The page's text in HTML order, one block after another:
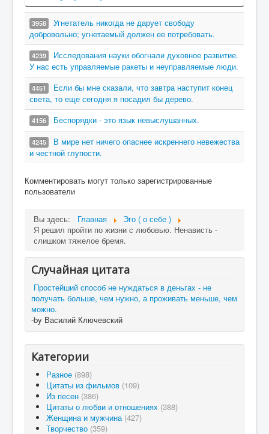
3958
Угнетатель никогда не дарует свободу
добровольно; угнетаемый должен ее потребовать.
4239
Исследования науки обогнали духовное развитие.
У нас есть управляемые ракеты и неуправляемые люди.
4451
Если бы мне сказали, что завтра наступит конец
света, то еще сегодня я посадил бы дерево.
4156 Беспорядки - это язык невыслушанных.
4245
В мире нет ничего опаснее искреннего невежества
и честной глупости.
Комментировать могут только зарегистрированные
пользователи
Вы здесь: Главная
Эго ( о себе )
Я решил пройти по жизни с любовью. Ненависть -
слишком тяжелое бремя.
Случайная цитата
Простейший способ не нуждаться в деньгах - не
получать больше, чем нужно, а проживать меньше, чем
можно.
-by Василий Ключевский
Категории
Разное (898)
Цитаты из фильмов (109)
Из песен (386)
Цитаты о любви и отношениях (388)
Женщина и мужчина (427)
Творчество (359)